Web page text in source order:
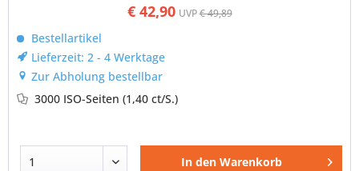
€ 42,90 UVP€ 49,89
Bestellartikel
Lieferzeit: 2 - 4 Werktage
Zur Abholung bestellbar
3000 ISO-Seiten(1,40 ct/S.)
In den Warenkorb